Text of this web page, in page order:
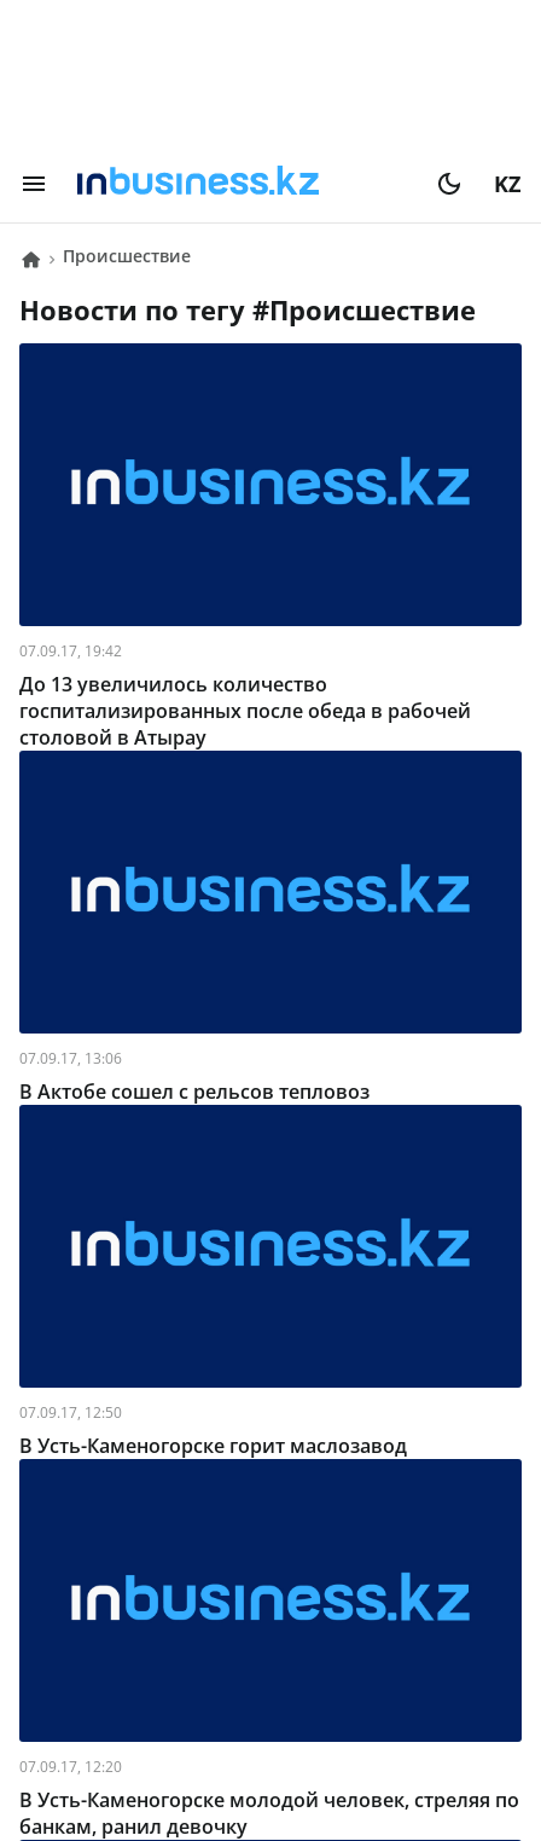
KZ
Происшествие
Новости по тегу # Происшествие
07.09.17, 19:42
До 13 увеличилось количество
госпитализированных после обеда в рабочей
столовой в Атырау
07.09.17, 13:06
В Актобе сошел с рельсов тепловоз
07.09.17, 12:50
В Усть-Каменогорске горит маслозавод
07.09.17, 12:20
В Усть-Каменогорске молодой человек, стреляя по
банкам, ранил девочку